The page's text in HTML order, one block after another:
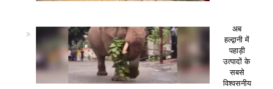
अब
हल्द्वानी में
पहाड़ी
उत्पादों के
सबसे
विश्वसनीय